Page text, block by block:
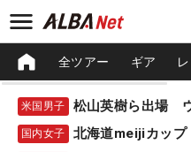
全ツアー ギア
米国男子
国内女子 北海道meijiカッ